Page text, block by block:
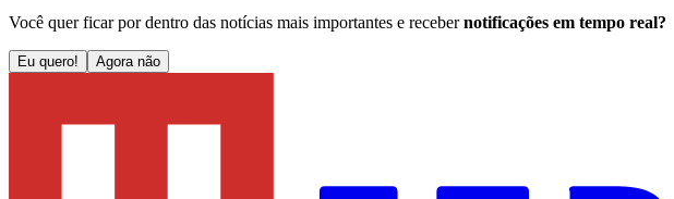
Você quer ficar por dentro das notícias mais importantes e receber notificações em tempo real?
Eu quero! Agora não